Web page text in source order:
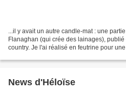
...il y avait un autre candle-mat : une
Flanaghan (qui crée des lainages),
country. Je l'ai réalisé en feutrine pour
News d'Héloïse